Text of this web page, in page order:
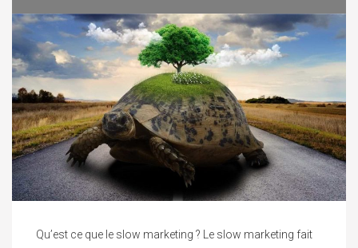
Qu’est ce que le slow marketing ? Le slow marketing fait